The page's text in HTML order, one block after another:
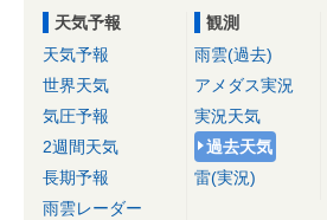
天気予報
天気予報
世界天気
気圧予報
2週間天気
長期予報
雨雲レーダー
観測
雨雲(過去)
アメダス実況
実況天気
過去天気
雷(実況)